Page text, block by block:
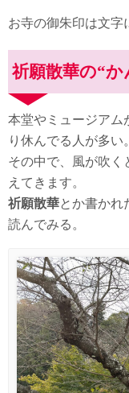
お寺の御朱印は文字
祈願散華の“か
本堂やミュージアム
り休んでる人が多い。
その中で、風が吹く
えてきます。
祈願散華とか書かれ
読んでみる。